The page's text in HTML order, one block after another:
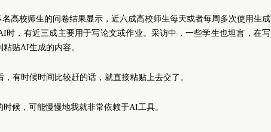
名高校师生的问卷结果显示，近六成高校师生每天或者每周多次使用生成
时，有近三成主要用于写论文或作业。采访中，一些学生也坦言，在写
贴AI生成的内容。
有时候时间比较赶的话，就直接粘贴上去交了。
候，可能慢慢地我就非常依赖于AI工具。